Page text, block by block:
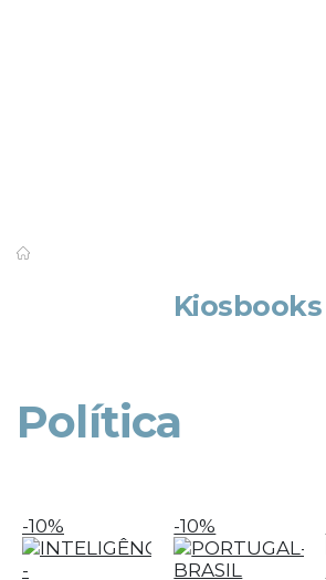
Kiosbooks
Política
-10% -10%